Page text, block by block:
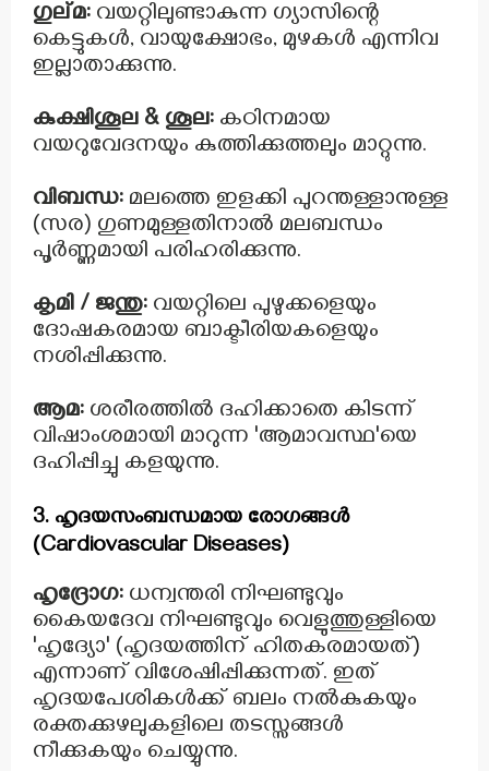
ഗുല്മ: വയറ്റിലുണ്ടാകുന്ന ഗ്യാസിന്റെ
കെട്ടുകൾ, വായുക്ഷോഭം, മുഴകൾ എന്നിവ
ഇല്ലാതാക്കുന്നു.
കുക്ഷിശൂല & ശൂല: കഠിനമായ
വയറുവേദനയും കുത്തിക്കുത്തലും മാറ്റുന്നു.
വിബന്ധ: മലത്തെ ഇളക്കി പുറന്തള്ളാനുള്ള
(സര) ഗുണമുള്ളതിനാൽ മലബന്ധം
പൂർണ്ണമായി പരിഹരിക്കുന്നു.
കൃമി / ജന്തു: വയറ്റിലെ പുഴുക്കളെയും
ദോഷകരമായ ബാക്ടീരിയകളെയും
നശിപ്പിക്കുന്നു.
ആമ: ശരീരത്തിൽ ദഹിക്കാതെ കിടന്ന്
വിഷാംശമായി മാറുന്ന 'ആമാവസ്ഥ'യെ
ദഹിപ്പിച്ചു കളയുന്നു.
3. ഹൃദയസംബന്ധമായ രോഗങ്ങൾ
(Cardiovascular Diseases)
ഹൃദ്രോഗ: ധന്വന്തരി നിഘണ്ടുവും
കൈയദേവ നിഘണ്ടുവും വെളുത്തുള്ളിയെ
'ഹൃദ്യോ' (ഹൃദയത്തിന് ഹിതകരമായത്)
എന്നാണ് വിശേഷിപ്പിക്കുന്നത്. ഇത്
ഹൃദയപേശികൾക്ക് ബലം നൽകുകയും
രക്തക്കുഴലുകളിലെ തടസ്സങ്ങൾ
നീക്കുകയും ചെയ്യുന്നു.